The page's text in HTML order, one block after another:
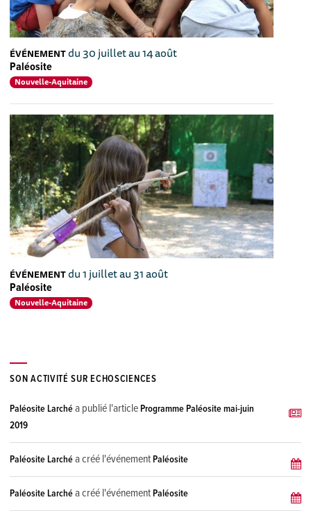
ÉVÉNEMENTdu 30 juillet au 14 août
Paléosite
Nouvelle-Aquitaine
ÉVÉNEMENTdu 1 juillet au 31 août
Paléosite
Nouvelle-Aquitaine
SON ACTIVITÉ SUR ECHOSCIENCES
Paléosite Larchéa publié l'articleProgramme Paléosite mai-juin
2019
Paléosite Larchéa créé l'événementPaléosite
Paléosite Larchéa créé l'événementPaléosite